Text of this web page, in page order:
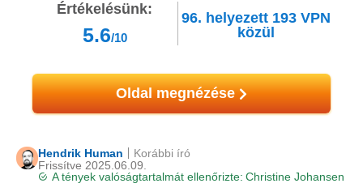
Értékelésünk:
5.6/10
96. helyezett 193VPN
közül
Oldal megnézése
Hendrik Human
Frissítve 2025.06.09.
A tények valóságtartalmát ellenőrizte: Christine Johansen
Korábbi író